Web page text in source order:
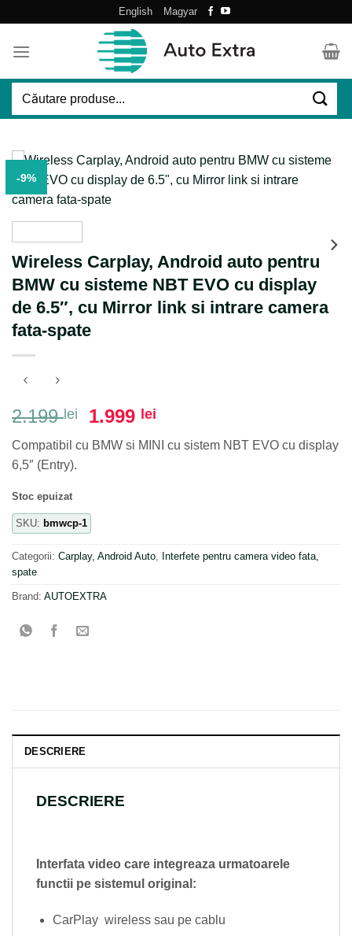
content
English Magyar
Caută
-9%
Wireless Carplay, Android auto pentru
BMW cu sisteme NBT EVO cu display
de 6.5″, cu Mirror link si intrare camera
fata-spate
2.199lei
Prețul
a
1.999 lei
este:
Compatibil cu BMW si MINI cu sistem NBT EVO cu display
6,5″ (Entry).
Stoc epuizat
SKU: bmwcp-1
Categorii: Carplay, Android Auto, Interfete pentru camera video fata,
spate
Brand: AUTOEXTRA
DESCRIERE
DESCRIERE
Interfata video care integreaza urmatoarele
functii pe sistemul original:
CarPlay wireless sau pe cablu